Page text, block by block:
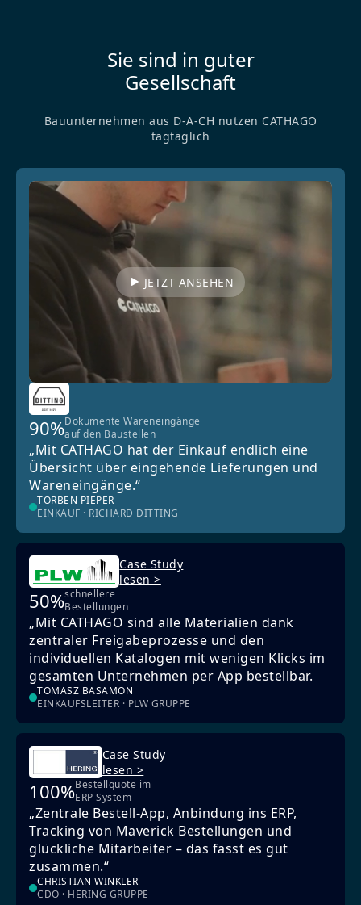
Sie sind in guter
Gesellschaft
Bauunternehmen aus D-A-CH nutzen CATHAGO
tagtäglich
JETZT ANSEHEN
90%Dokumente Wareneingänge
auf den Baustellen
„Mit CATHAGO hat der Einkauf endlich eine
Übersicht über eingehende Lieferungen und
Wareneingänge.“
TORBEN PIEPER
EINKAUF · RICHARD DITTING
Case Study
lesen >
50%schnellere
Bestellungen
„Mit CATHAGO sind alle Materialien dank
zentraler Freigabeprozesse und den
individuellen Katalogen mit wenigen Klicks im
gesamten Unternehmen per App bestellbar.
TOMASZ BASAMON
EINKAUFSLEITER · PLW GRUPPE
Case Study
lesen >
100%Bestellquote im
ERP System
„Zentrale Bestell-App, Anbindung ins ERP,
Tracking von Maverick Bestellungen und
glückliche Mitarbeiter – das fasst es gut
zusammen.“
CHRISTIAN WINKLER
CDO · HERING GRUPPE